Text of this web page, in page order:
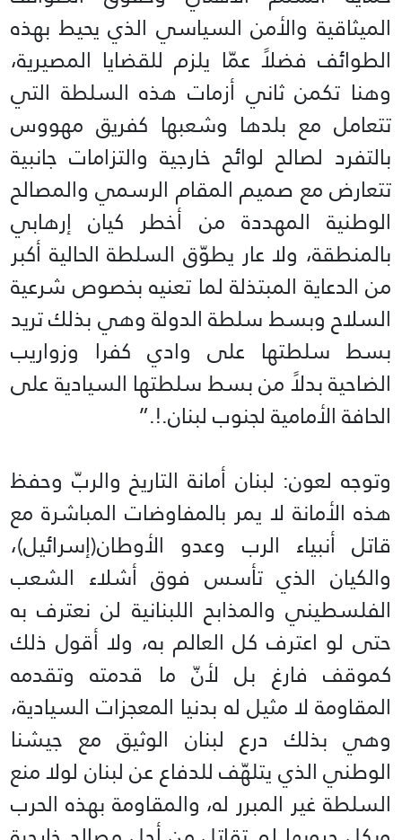
الميثاقية والأمن السياسي الذي يحيط بهذه
الطوائف فضلاً عمّا يلزم للقضايا المصيرية،
وهنا تكمن ثاني أزمات هذه السلطة التي
تتعامل مع بلدها وشعبها كفريق مهووس
بالتفرد لصالح لوائح خارجية والتزامات جانبية
تتعارض مع صميم المقام الرسمي والمصالح
الوطنية المهددة من أخطر كيان إرهابي
بالمنطقة، ولا عار يطوّق السلطة الحالية أكبر
من الدعاية المبتذلة لما تعنيه بخصوص شرعية
السلاح وبسط سلطة الدولة وهي بذلك تريد
بسط سلطتها على وادي كفرا وزواريب
الضاحية بدلاً من بسط سلطتها السيادية على
الحافة الأمامية لجنوب لبنان.!.”
وتوجه لعون: لبنان أمانة التاريخ والربّ وحفظ
هذه الأمانة لا يمر بالمفاوضات المباشرة مع
قاتل أنبياء الرب وعدو الأوطان(إسرائيل)،
والكيان الذي تأسس فوق أشلاء الشعب
الفلسطيني والمذابح اللبنانية لن نعترف به
حتى لو اعترف كل العالم به، ولا أقول ذلك
كموقف فارغ بل لأنّ ما قدمته وتقدمه
المقاومة لا مثيل له بدنيا المعجزات السيادية،
وهي بذلك درع لبنان الوثيق مع جيشنا
الوطني الذي يتلهّف للدفاع عن لبنان لولا منع
السلطة غير المبرر له، والمقاومة بهذه الحرب